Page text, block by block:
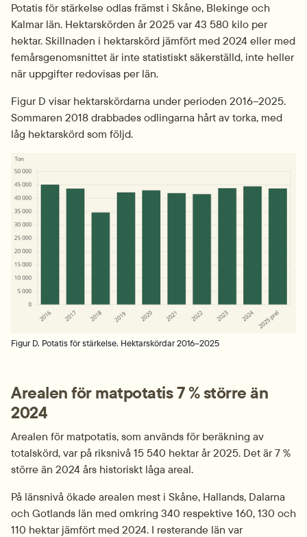
Potatis för stärkelse odlas främst i Skåne, Blekinge och
Kalmar län. Hektarskörden år 2025 var 43 580 kilo per
hektar. Skillnaden i hektarskörd jämfört med 2024 eller med
femårsgenomsnittet är inte statistiskt säkerställd, inte heller
när uppgifter redovisas per län.
Figur D visar hektarskördarna under perioden 2016–2025.
Sommaren 2018 drabbades odlingarna hårt av torka, med
låg hektarskörd som följd.
Figur D. Potatis för stärkelse. Hektarskördar 2016–2025
Arealen för matpotatis 7 % större än
2024
Arealen för matpotatis, som används för beräkning av
totalskörd, var på riksnivå 15 540 hektar år 2025. Det är 7 %
större än 2024 års historiskt låga areal.
På länsnivå ökade arealen mest i Skåne, Hallands, Dalarna
och Gotlands län med omkring 340 respektive 160, 130 och
110 hektar jämfört med 2024. I resterande län var